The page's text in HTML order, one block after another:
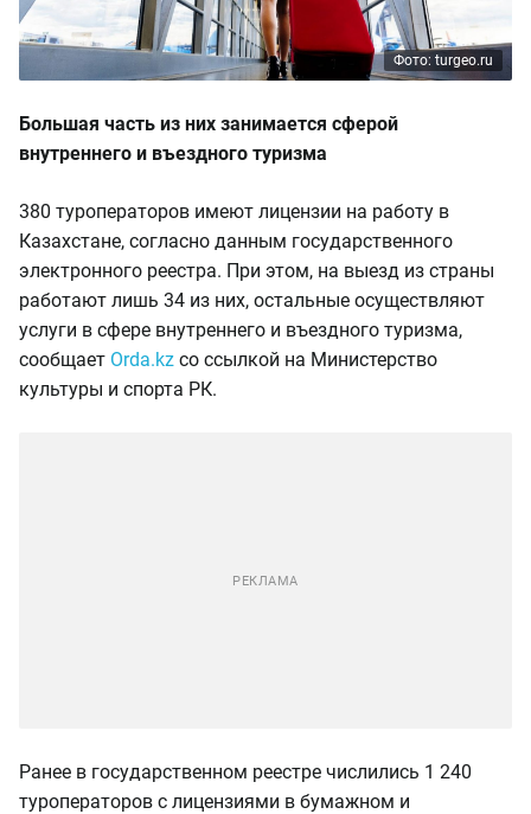
Фото: turgeo.ru
Большая часть из них занимается сферой
внутреннего и въездного туризма
380 туроператоров имеют лицензии на работу в
Казахстане, согласно данным государственного
электронного реестра. При этом, на выезд из страны
работают лишь 34 из них, остальные осуществляют
услуги в сфере внутреннего и въездного туризма,
сообщает Оrda.kz со ссылкой на Министерство
культуры и спорта РК.
Ранее в государственном реестре числились 1 240
туроператоров с лицензиями в бумажном и